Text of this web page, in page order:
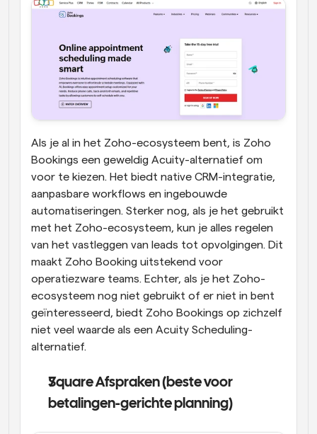
Als je al in het Zoho-ecosysteem bent, is Zoho
Bookings een geweldig Acuity-alternatief om
voor te kiezen. Het biedt native CRM-integratie,
aanpasbare workflows en ingebouwde
automatiseringen. Sterker nog, als je het gebruikt
met het Zoho-ecosysteem, kun je alles regelen
van het vastleggen van leads tot opvolgingen. Dit
maakt Zoho Booking uitstekend voor
operatiezware teams. Echter, als je het Zoho-
ecosysteem nog niet gebruikt of er niet in bent
geïnteresseerd, biedt Zoho Bookings op zichzelf
niet veel waarde als een Acuity Scheduling-
alternatief.
Square Afspraken (beste voor
betalingen-gerichte planning)